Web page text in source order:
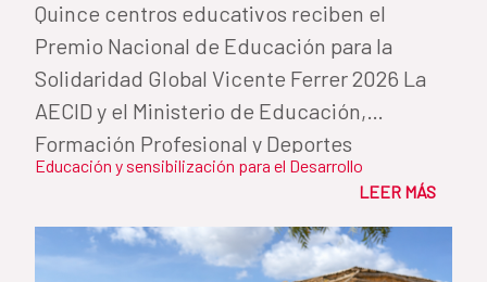
Quince centros educativos reciben el
Premio Nacional de Educación para la
Solidaridad Global Vicente Ferrer 2026 La
AECID y el Ministerio de Educación,
Formación Profesional y Deportes
reconocen...
Educación y sensibilización para el Desarrollo
LEER MÁS